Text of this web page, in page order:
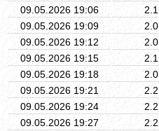
09.05.2026 19:06
2.1
09.05.2026 19:09
2.0
09.05.2026 19:12
2.0
09.05.2026 19:15
2.1
09.05.2026 19:18
2.0
09.05.2026 19:21
2.2
09.05.2026 19:24
2.2
09.05.2026 19:27
2.2